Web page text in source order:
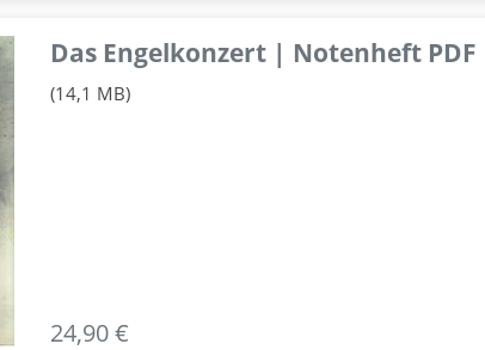
Das Engelkonzert | Notenheft
(14,1 MB)
24,90 €